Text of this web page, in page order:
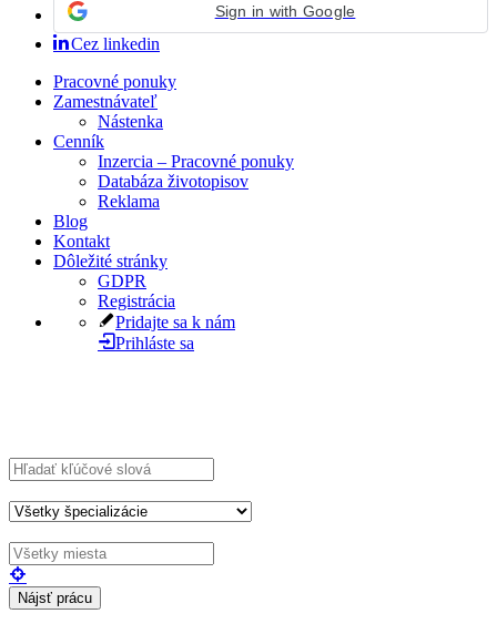
Sign in with Google
Cez linkedin
Pracovné ponuky
Zamestnávateľ
Nástenka
Cenník
Inzercia – Pracovné ponuky
Databáza životopisov
Reklama
Blog
Kontakt
Dôležité stránky
GDPR
Registrácia
Pridajte sa k nám
Prihláste sa